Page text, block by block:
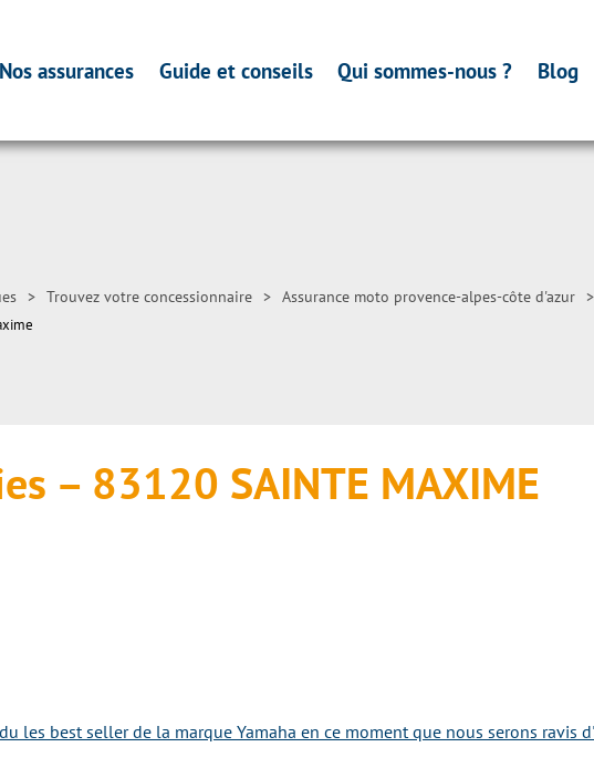
Nos assurances Guide et conseils Qui sommes-nous ? Blog
> Trouvez votre concessionnaire > Assurance moto provence-alpes-côte d'azur >
– 83120 SAINTE MAXIME
les best seller de la marque Yamaha en ce moment que nous serons ravis